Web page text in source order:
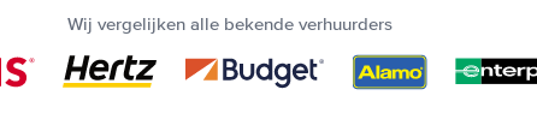
Wij vergelijken alle bekende verhuurders